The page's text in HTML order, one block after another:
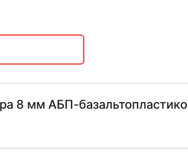
8 мм АБП-